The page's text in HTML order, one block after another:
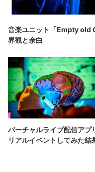
音楽ユニット「Empty old
界観と余白
バーチャルライブ配信アプ
リアルイベントしてみた結